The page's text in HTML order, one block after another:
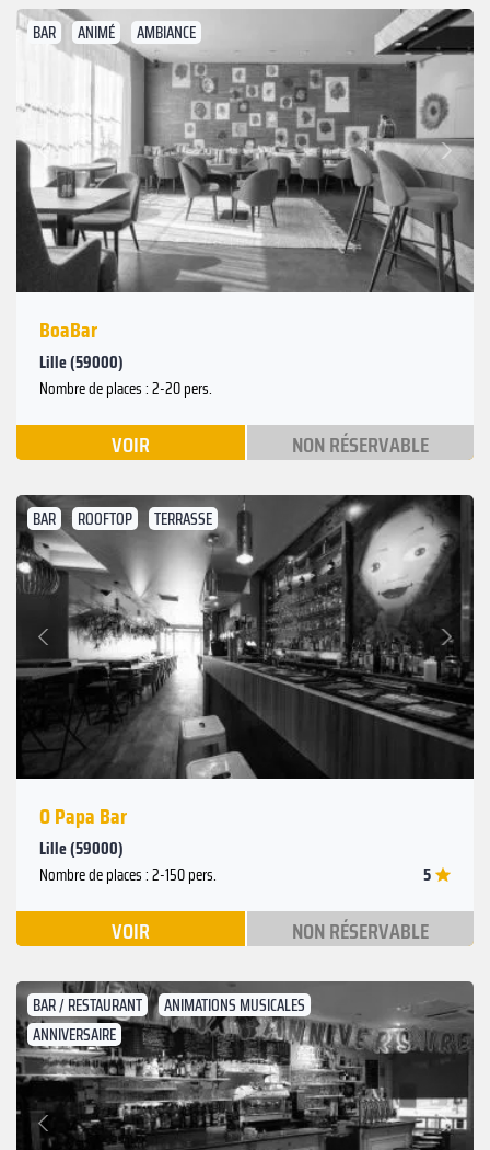
BAR ANIMÉ AMBIANCE
Précédent
Suivant
BoaBar
Lille (59000)
Nombre de places : 2-20 pers.
VOIR NON RÉSERVABLE
BAR ROOFTOP TERRASSE
Précédent
Suivant
O Papa Bar
Lille (59000)
Nombre de places : 2-150 pers. 5
VOIR NON RÉSERVABLE
BAR / RESTAURANT
ANIMATIONS MUSICALES
ANNIVERSAIRE
Précédent
Suivant